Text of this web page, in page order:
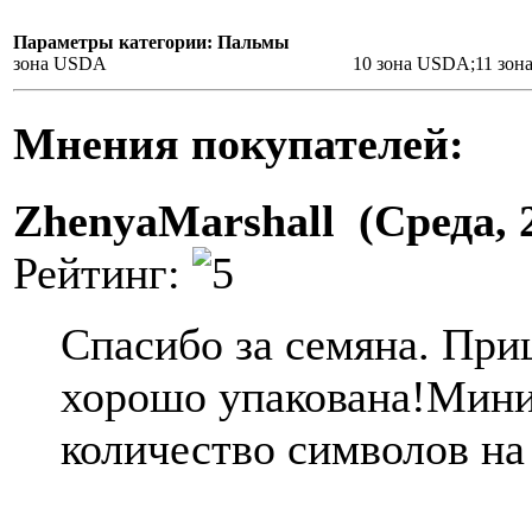
Параметры категории: Пальмы
зона USDA
10 зона USDA;11
Мнения покупателей:
ZhenyaMarshall (Среда,
Рейтинг:
Спасибо за семяна.
хорошо
количество символов